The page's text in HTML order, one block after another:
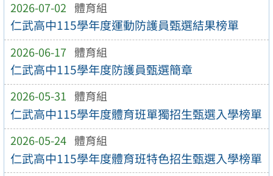
2026-07-02 體育組
仁武高中115學年度運動防護員甄選結果榜單
2026-06-17 體育組
仁武高中115學年度防護員甄選簡章
2026-05-31 體育組
仁武高中115學年度體育班單獨招生甄選入學榜單
2026-05-24 體育組
仁武高中115學年度體育班特色招生甄選入學榜單